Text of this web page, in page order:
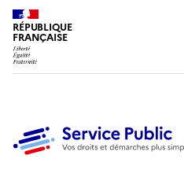
RÉPUBLIQUE
FRANÇAISE